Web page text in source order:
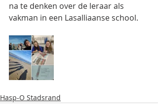
na te denken over de leraar als
vakman in een Lasalliaanse school.
Hasp-O Stadsrand